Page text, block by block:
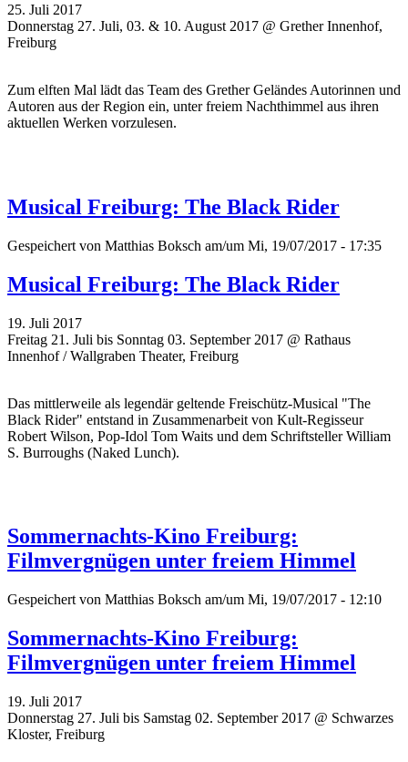
25. Juli 2017
Donnerstag 27. Juli, 03. & 10. August 2017 @ Grether Innenhof,
Freiburg
Zum elften Mal lädt das Team des Grether Geländes Autorinnen und
Autoren aus der Region ein, unter freiem Nachthimmel aus ihren
aktuellen Werken vorzulesen.
Musical Freiburg: The Black Rider
Gespeichert von Matthias Boksch am/um Mi, 19/07/2017 - 17:35
Musical Freiburg: The Black Rider
19. Juli 2017
Freitag 21. Juli bis Sonntag 03. September 2017 @ Rathaus
Innenhof / Wallgraben Theater, Freiburg
Das mittlerweile als legendär geltende Freischütz-Musical "The
Black Rider" entstand in Zusammenarbeit von Kult-Regisseur
Robert Wilson, Pop-Idol Tom Waits und dem Schriftsteller William
S. Burroughs (Naked Lunch).
Sommernachts-Kino Freiburg:
Filmvergnügen unter freiem Himmel
Gespeichert von Matthias Boksch am/um Mi, 19/07/2017 - 12:10
Sommernachts-Kino Freiburg:
Filmvergnügen unter freiem Himmel
19. Juli 2017
Donnerstag 27. Juli bis Samstag 02. September 2017 @ Schwarzes
Kloster, Freiburg